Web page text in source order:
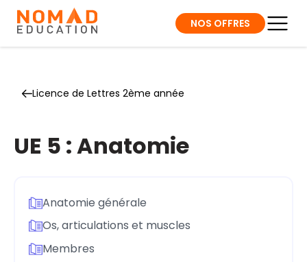
NOS OFFRES
Licence de Lettres 2ème année
UE 5 : Anatomie
Anatomie générale
Os, articulations et muscles
Membres